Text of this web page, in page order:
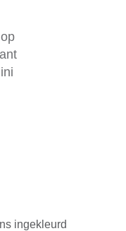
ingekleurd